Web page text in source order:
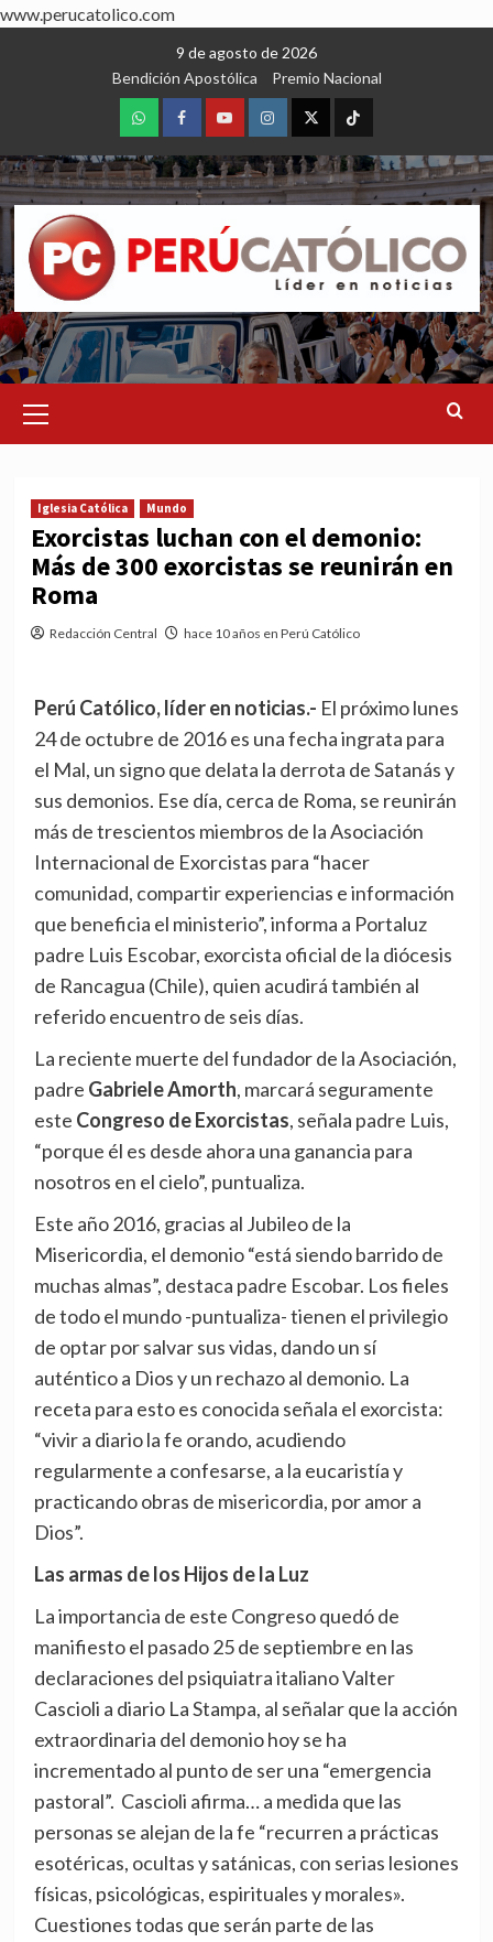
www.perucatolico.com
9 de agosto de 2026
Bendición Apostólica
Premio Nacional
WhatsAppFacebookYoutubeInstagram
X TikTok
Menu
Iglesia Católica Mundo
Exorcistas luchan con el demonio:
Más de 300 exorcistas se reunirán en
Roma
Redacción Central hace 10 años en Perú Católico
Perú Católico, líder en noticias.- El próximo lunes
24 de octubre de 2016 es una fecha ingrata para
el Mal, un signo que delata la derrota de Satanás y
sus demonios. Ese día, cerca de Roma, se reunirán
más de trescientos miembros de la Asociación
Internacional de Exorcistas para “hacer
comunidad, compartir experiencias e información
que beneficia el ministerio”, informa a Portaluz
padre Luis Escobar, exorcista oficial de la diócesis
de Rancagua (Chile), quien acudirá también al
referido encuentro de seis días.
La reciente muerte del fundador de la Asociación,
padre Gabriele Amorth, marcará seguramente
este Congreso de Exorcistas, señala padre Luis,
“porque él es desde ahora una ganancia para
nosotros en el cielo”, puntualiza.
Este año 2016, gracias al Jubileo de la
Misericordia, el demonio “está siendo barrido de
muchas almas”, destaca padre Escobar. Los fieles
de todo el mundo -puntualiza- tienen el privilegio
de optar por salvar sus vidas, dando un sí
auténtico a Dios y un rechazo al demonio. La
receta para esto es conocida señala el exorcista:
“vivir a diario la fe orando, acudiendo
regularmente a confesarse, a la eucaristía y
practicando obras de misericordia, por amor a
Dios”.
Las armas de los Hijos de la Luz
La importancia de este Congreso quedó de
manifiesto el pasado 25 de septiembre en las
declaraciones del psiquiatra italiano Valter
Cascioli a diario La Stampa, al señalar que la acción
extraordinaria del demonio hoy se ha
incrementado al punto de ser una “emergencia
pastoral”. Cascioli afirma… a medida que las
personas se alejan de la fe “recurren a prácticas
esotéricas, ocultas y satánicas, con serias lesiones
físicas, psicológicas, espirituales y morales».
Cuestiones todas que serán parte de las